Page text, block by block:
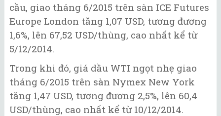
cầu, giao tháng 6/2015 trên sàn ICE Futures
Europe London tăng 1,07 USD, tương đương
1,6%, lên 67,52 USD/thùng, cao nhất kể từ
5/12/2014.
Trong khi đó, giá dầu WTI ngọt nhẹ giao
tháng 6/2015 trên sàn Nymex New York
tăng 1,47 USD, tương đương 2,5%, lên 60,4
USD/thùng, cao nhất kể từ 10/12/2014.